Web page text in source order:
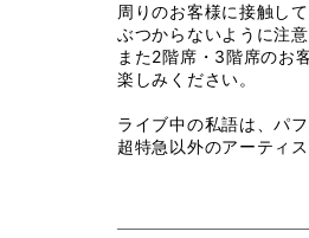
周りのお客様に接触し
ぶつからないように注
また2階席・3階席のお
楽しみください。
ライブ中の私語は、パ
超特急以外のアーティ